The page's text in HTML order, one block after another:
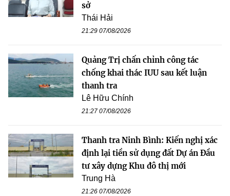
sở
Thái Hải
21:29 07/08/2026
Quảng Trị chấn chỉnh công tác
chống khai thác IUU sau kết luận
thanh tra
Lê Hữu Chính
21:27 07/08/2026
Thanh tra Ninh Bình: Kiến nghị xác
định lại tiền sử dụng đất Dự án Đầu
tư xây dựng Khu đô thị mới
Trung Hà
21:26 07/08/2026